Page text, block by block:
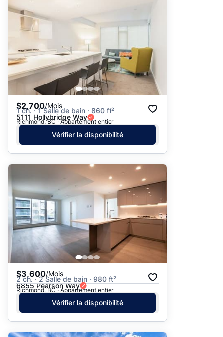
$2,700/Mois
1 ch. · 1 Salle de bain · 860 ft²
5111 Hollybridge Way
Richmond, BC · Appartement entier
Vérifier la disponibilité
$3,600/Mois
2 ch. · 2 Salle de bain · 980 ft²
6855 Pearson Way
Richmond, BC · Appartement entier
Vérifier la disponibilité